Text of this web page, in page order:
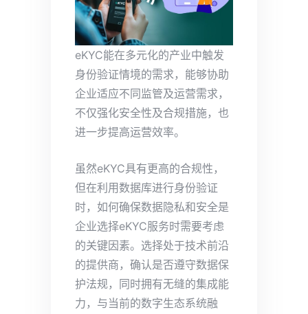
eKYC能在多元化的产业中触发
身份验证情境的需求，能够协助
企业适应不同监管及运营需求，
不仅强化安全性及合规措施，也
进一步提高运营效率。
虽然eKYC具有更高的合规性，
但在利用数据库进行身份验证
时，如何确保数据隐私和安全是
企业选择eKYC服务时需要考虑
的关键因素。选择处于技术前沿
的提供商，确认是否遵守数据保
护法规，同时拥有无缝的集成能
力，与当前的数字生态系统融